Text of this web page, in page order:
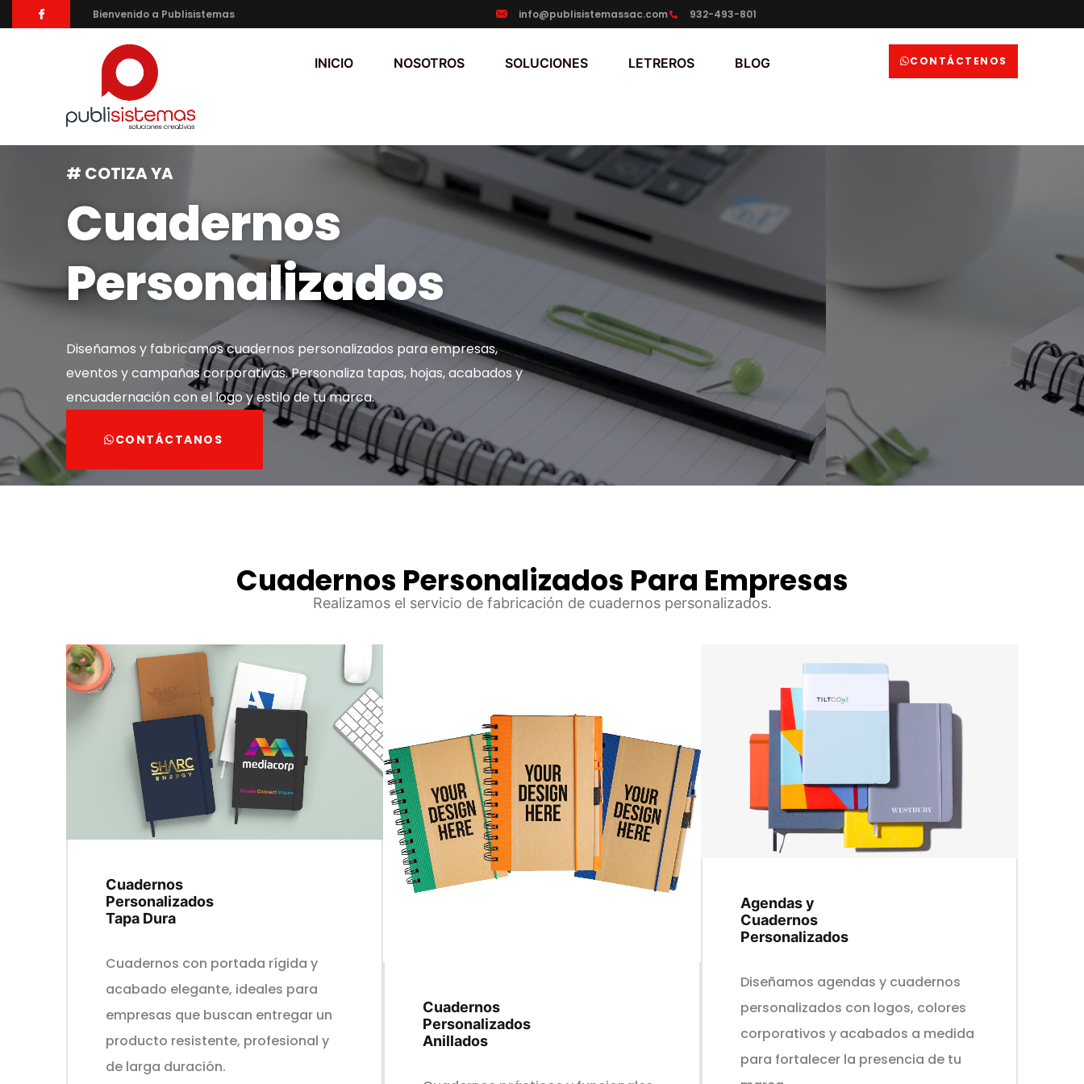
Bienvenido a Publisistemas info@publisistemassac.com 932-493-801
INICIO NOSOTROS SOLUCIONES LETREROS BLOG CONTÁCTENOS
# COTIZA YA
Cuadernos
Personalizados
Diseñamos y fabricamos cuadernos personalizados para empresas,
eventos y campañas corporativas. Personaliza tapas, hojas, acabados y
encuadernación con el logo y estilo de tu marca.
CONTÁCTANOS
Cuadernos Personalizados Para Empresas
Realizamos el servicio de fabricación de cuadernos personalizados.
Cuadernos
Personalizados
Tapa Dura
Cuadernos con portada rígida y
acabado elegante, ideales para
empresas que buscan entregar un
producto resistente, profesional y
de larga duración.
Cuadernos
Personalizados
Anillados
Agendas y
Cuadernos
Personalizados
Diseñamos agendas y cuadernos
personalizados con logos, colores
corporativos y acabados a medida
para fortalecer la presencia de tu